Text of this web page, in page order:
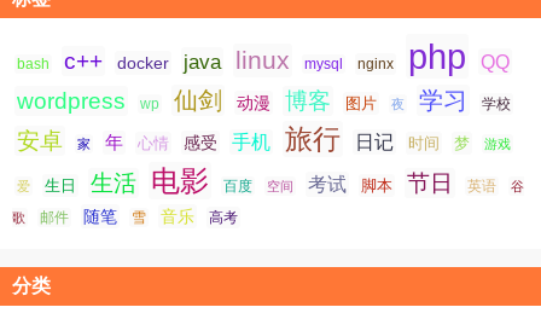
bash c++ docker java linux mysql nginx php QQ
wordpress wp 仙剑 动漫 博客 图片 夜 学习 学校
安卓 家 年 心情 感受 手机 旅行 日记 时间 梦 游戏
爱 生日 生活 电影 百度 空间 考试 脚本 节日 英语 谷
歌 邮件 随笔 雪 音乐 高考
分类